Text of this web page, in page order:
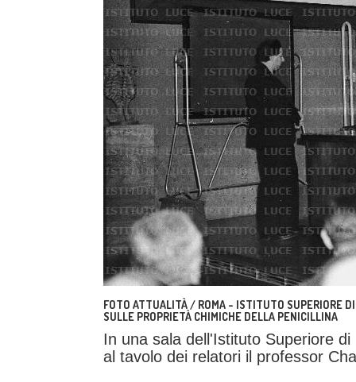
FOTO ATTUALITÀ / ROMA - ISTITUTO SUPERIORE
SULLE PROPRIETÀ CHIMICHE DELLA PENICILLINA
In una sala dell'Istituto Superiore
al tavolo dei relatori il professor